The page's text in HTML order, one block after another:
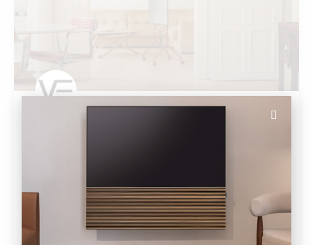
Pedestal reinterpreta i supporti per gli schermi
trasformandoli in veri e propri complementi
d’arredo strutturali. È la soluzione ideale per i tuoi